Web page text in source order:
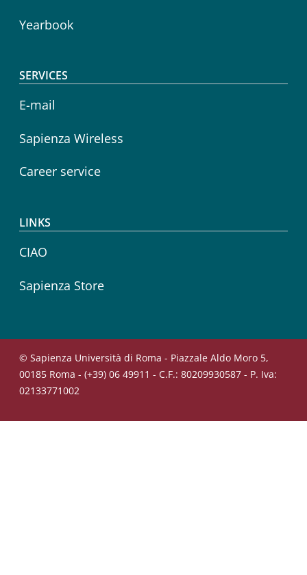
Yearbook
SERVICES
E-mail
Sapienza Wireless
Career service
LINKS
CIAO
Sapienza Store
© Sapienza Università di Roma - Piazzale Aldo Moro 5,
00185 Roma - (+39) 06 49911 - C.F.: 80209930587 - P. Iva:
02133771002